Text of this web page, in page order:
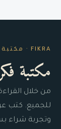
FIKRA · مكتبة عربية في كندا
مكتبة
من خلال
للجميع. كتب
وتجربة شراء